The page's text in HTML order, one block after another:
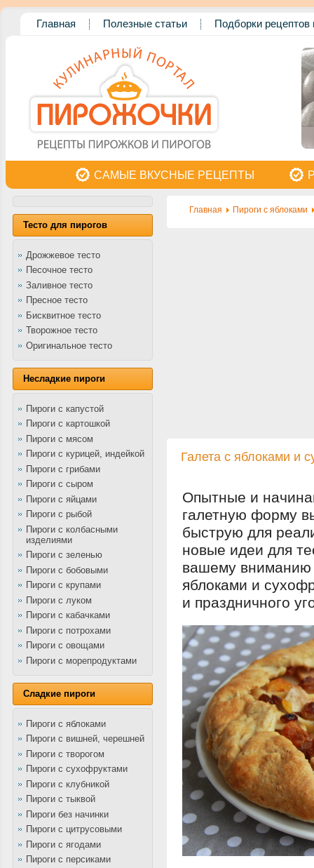
Главная Полезные статьи Подборки рецептов
САМЫЕ ВКУСНЫЕ РЕЦЕПТЫ
Тесто для пирогов
Дрожжевое тесто
Песочное тесто
Заливное тесто
Пресное тесто
Бисквитное тесто
Творожное тесто
Оригинальное тесто
Несладкие пироги
Пироги с капустой
Пироги с картошкой
Пироги с мясом
Пироги с курицей, индейкой
Пироги с грибами
Пироги с сыром
Пироги с яйцами
Пироги с рыбой
Пироги с колбасными
изделиями
Пироги с зеленью
Пироги с бобовыми
Пироги с крупами
Пироги с луком
Пироги с кабачками
Пироги с потрохами
Пироги с овощами
Пироги с морепродуктами
Сладкие пироги
Пироги с яблоками
Пироги с вишней, черешней
Пироги с творогом
Пироги с сухофруктами
Пироги с клубникой
Пироги с тыквой
Пироги без начинки
Пироги с цитрусовыми
Пироги с ягодами
Пироги с персиками
Главная Пироги с яблоками
Галета с яблоками и
Опытные и
галетную форму
быструю для
новые идеи для
вашему вниманию
яблоками и
и праздничного